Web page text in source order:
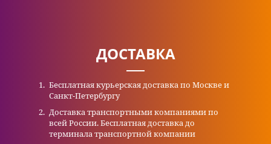
ДОСТАВКА
Бесплатная курьерская доставка по Москве и
Санкт-Петербургу
Доставка транспортными компаниями по
всей России. Бесплатная доставка до
терминала транспортной компании